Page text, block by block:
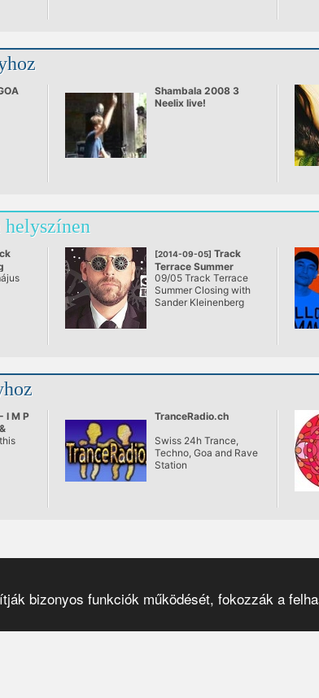
bizonyos funkciók működését, fokozzák a
Shambala 2008 3
Neelix live!
helyszínen
budai
[2014-09-05] Track
Terrace Summer
Closing w/ Sander
Kleinenberg
@ Track Terrace
09/05 Track Terrace
Summer Closing with
Sander Kleinenberg
I M P
TranceRadio.ch
Swiss 24h Trance,
Techno, Goa and Rave
Station